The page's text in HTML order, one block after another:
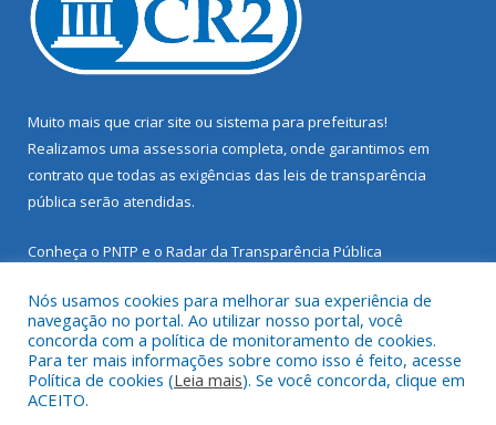
Muito mais que criar site ou sistema para prefeituras!
Realizamos uma assessoria completa, onde garantimos em
contrato que todas as exigências das leis de transparência
pública serão atendidas.
Conheça o PNTP e o Radar da Transparência Pública
Todos os direitos reservados a Prefeitura Municipal de Santarém
Novo.
Nós usamos cookies para melhorar sua experiência de
navegação no portal. Ao utilizar nosso portal, você
concorda com a política de monitoramento de cookies.
Para ter mais informações sobre como isso é feito, acesse
Política de cookies (Leia mais). Se você concorda, clique em
ACEITO.